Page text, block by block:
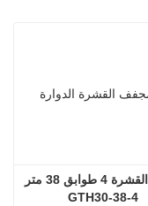
GTH30-38-4